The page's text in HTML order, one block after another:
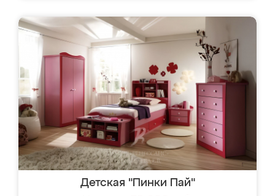
Детская "Пинки Пай"